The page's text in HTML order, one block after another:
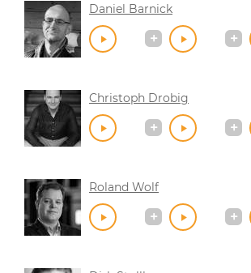
Daniel Barnick
Christoph Drobig
Roland Wolf